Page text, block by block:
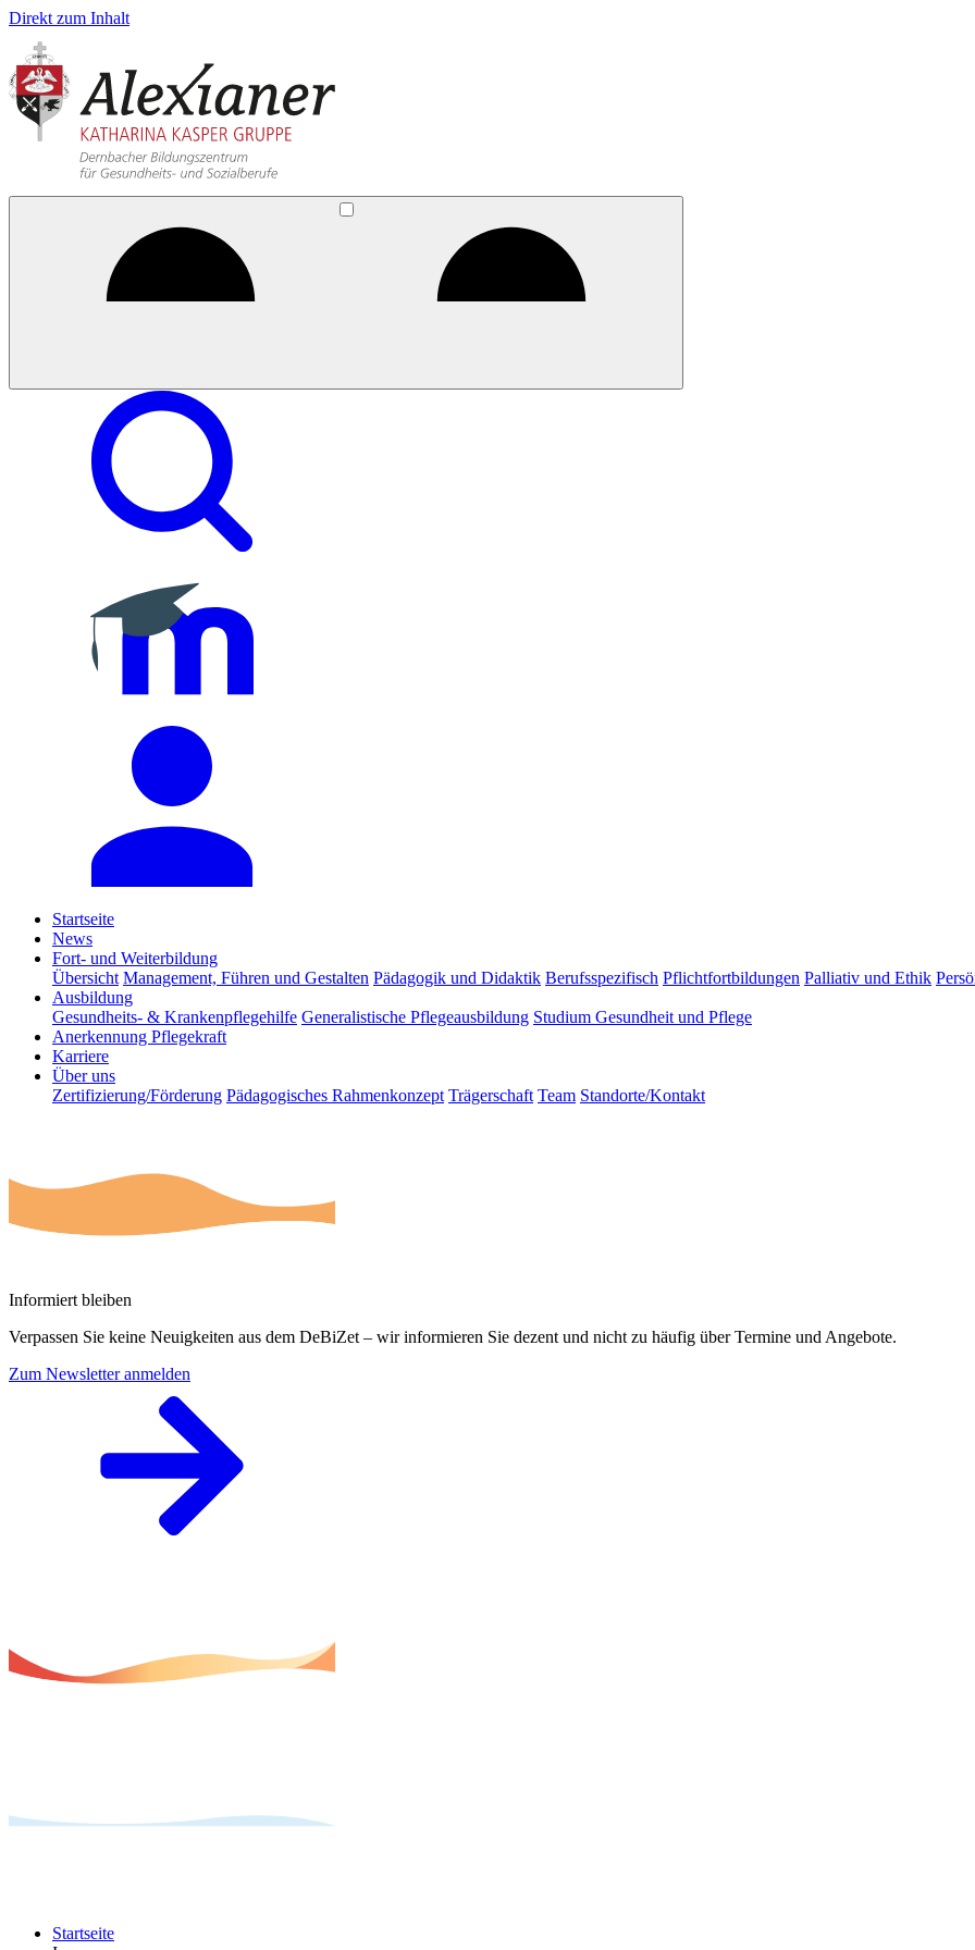
Direkt zum Inhalt
Startseite
News
Fort- und Weiterbildung
Übersicht Management, Führen und Gestalten Pädagogik und Didaktik Berufsspezifisch Pflichtfortbildungen Palliativ und Ethik
Ausbildung
Gesundheits- & Krankenpflegehilfe Generalistische Pflegeausbildung Studium Gesundheit und Pflege
Anerkennung Pflegekraft
Karriere
Über uns
Zertifizierung/Förderung Pädagogisches Rahmenkonzept Trägerschaft Team Standorte/Kontakt
Informiert bleiben
Verpassen Sie keine Neuigkeiten aus dem DeBiZet – wir informieren Sie dezent und nicht zu häufig über Termine und Angebote.
Zum Newsletter anmelden
Startseite